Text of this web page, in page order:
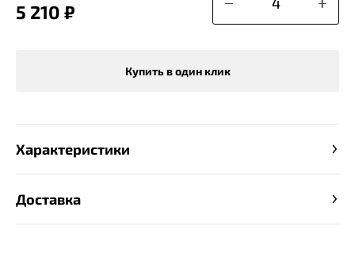
5 210 ₽
Купить в один клик
Характеристики
Доставка